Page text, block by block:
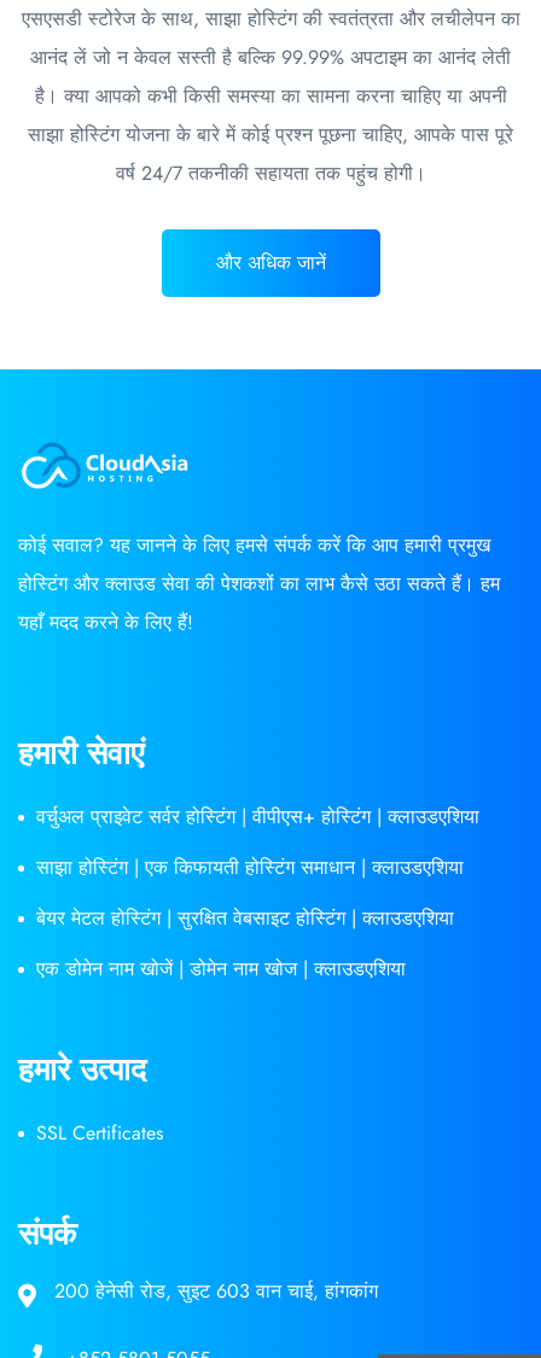
एसएसडी स्टोरेज के साथ, साझा होस्टिंग की स्वतंत्रता और लचीलेपन का
आनंद लें जो न केवल सस्ती है बल्कि 99.99% अपटाइम का आनंद लेती
है। क्या आपको कभी किसी समस्या का सामना करना चाहिए या अपनी
साझा होस्टिंग योजना के बारे में कोई प्रश्न पूछना चाहिए, आपके पास पूरे
वर्ष 24/7 तकनीकी सहायता तक पहुंच होगी।
और अधिक जानें
कोई सवाल? यह जानने के लिए हमसे संपर्क करें कि आप हमारी प्रमुख
होस्टिंग और क्लाउड सेवा की पेशकशों का लाभ कैसे उठा सकते हैं। हम
यहाँ मदद करने के लिए हैं!
हमारी सेवाएं
वर्चुअल प्राइवेट सर्वर होस्टिंग | वीपीएस+ होस्टिंग | क्लाउडएशिया
साझा होस्टिंग | एक किफायती होस्टिंग समाधान | क्लाउडएशिया
बेयर मेटल होस्टिंग | सुरक्षित वेबसाइट होस्टिंग | क्लाउडएशिया
एक डोमेन नाम खोजें | डोमेन नाम खोज | क्लाउडएशिया
हमारे उत्पाद
SSL Certificates
संपर्क
200 हेनेसी रोड, सुइट 603 वान चाई, हांगकांग